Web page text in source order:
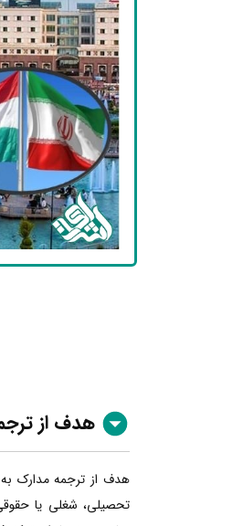
هدف از
هدف از ترجمه مدارک
تحصیلی، شغلی یا